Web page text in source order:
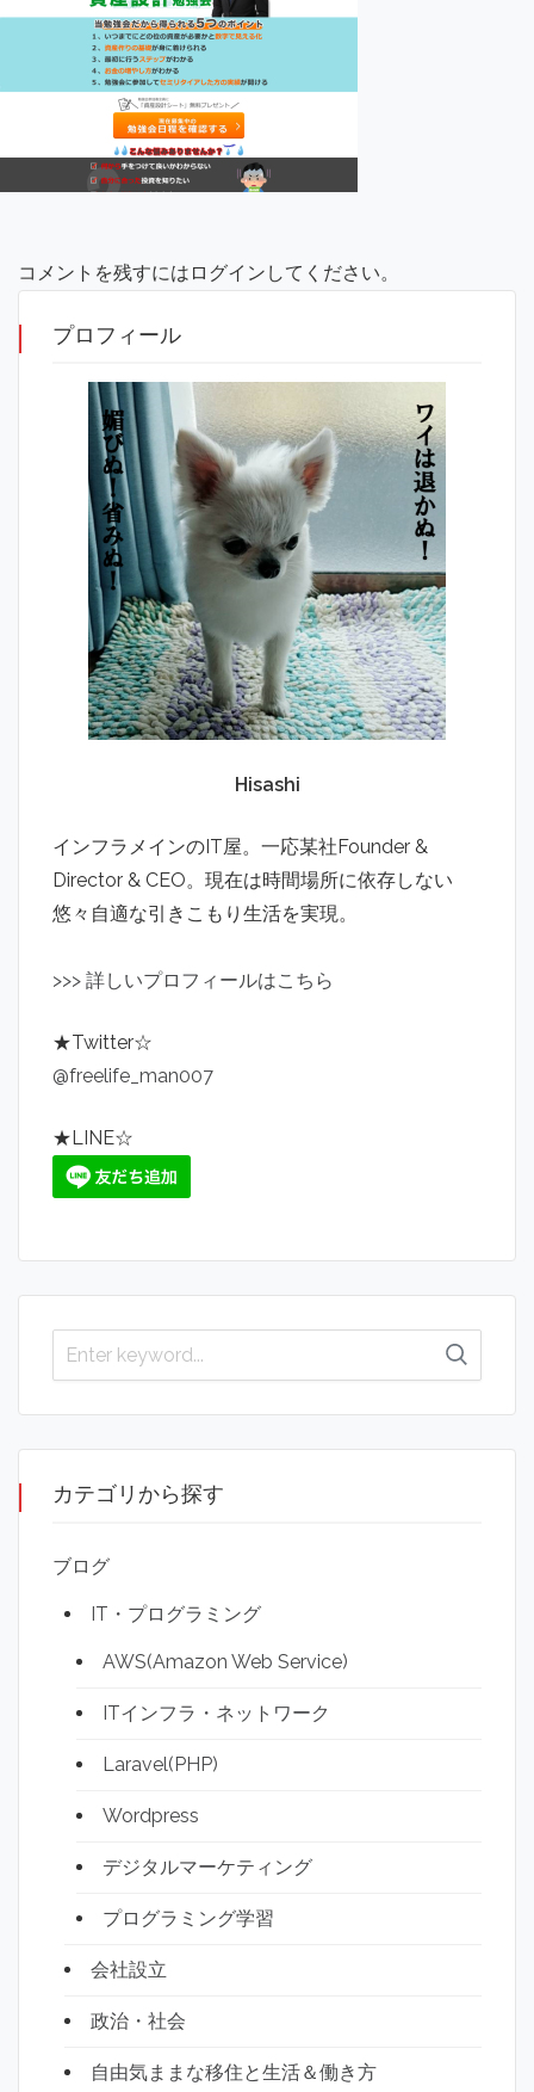
コメントを残すにはログインしてください。
プロフィール
Hisashi
インフラメインのIT屋。一応某社Founder &
Director & CEO。現在は時間場所に依存しない
悠々自適な引きこもり生活を実現。
>>> 詳しいプロフィールはこちら
★Twitter☆
@freelife_man007
★LINE☆
カテゴリから探す
ブログ
IT・プログラミング
AWS(Amazon Web Service)
ITインフラ・ネットワーク
Laravel(PHP)
Wordpress
デジタルマーケティング
プログラミング学習
会社設立
政治・社会
自由気ままな移住と生活＆働き方